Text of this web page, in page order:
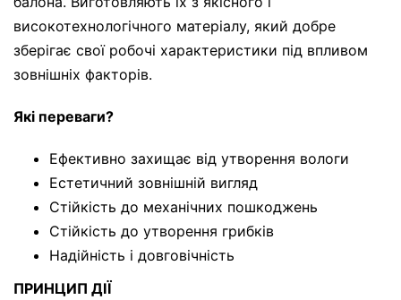
високотехнологічного матеріалу, який добре
зберігає свої робочі характеристики під впливом
зовнішніх факторів.
Які переваги?
Ефективно захищає від утворення вологи
Естетичний зовнішній вигляд
Стійкість до механічних пошкоджень
Стійкість до утворення грибків
Надійність і довговічність
ПРИНЦИП ДІЇ